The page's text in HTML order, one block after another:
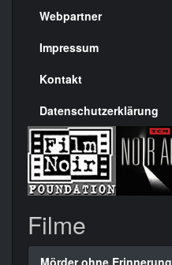
rechte
Seite
Webpartner
Impressum
Kontakt
Datenschutzerklärung
Filme
Mörder ohne Erinnerung